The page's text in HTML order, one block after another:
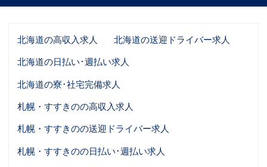
北海道の高収入求人
北海道の送迎ドライバー求人
北海道の日払い･週払い求人
北海道の寮･社宅完備求人
札幌・すすきのの高収入求人
札幌・すすきのの送迎ドライバー求人
札幌・すすきのの日払い･週払い求人